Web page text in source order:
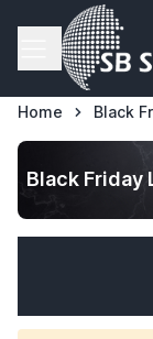
Ga naar de inhoud
Home Black
Black Friday